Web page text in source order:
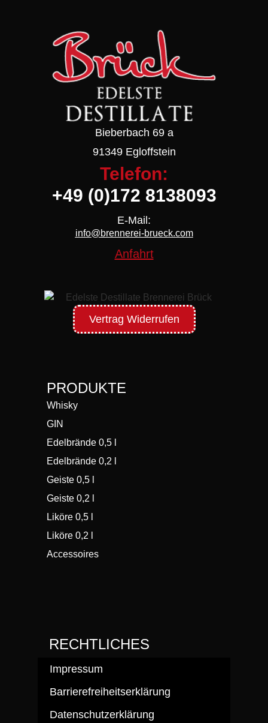
Bieberbach 69 a
91349 Egloffstein
Telefon:
+49 (0)172 8138093
E-Mail:
info@brennerei-brueck.com
Anfahrt
Vertrag Widerrufen
PRODUKTE
Whisky
GIN
Edelbrände 0,5 l
Edelbrände 0,2 l
Geiste 0,5 l
Geiste 0,2 l
Liköre 0,5 l
Liköre 0,2 l
Accessoires
RECHTLICHES
Impressum
Barrierefreiheitserklärung
Datenschutzerklärung